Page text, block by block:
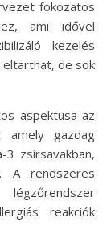
fokozatos
ami idővel
kezelés
eltarthat, de sok
aspektusa az
amely gazdag
3 zsírsavakban,
A rendszeres
reakciók